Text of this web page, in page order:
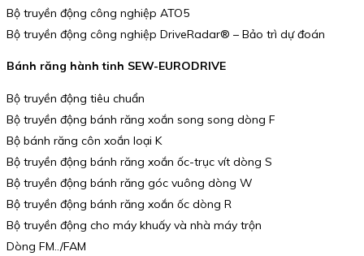
Bộ truyền động công nghiệp ATO5
Bộ truyền động công nghiệp DriveRadar® – Bảo trì dự đoán
Bánh răng hành tinh SEW-EURODRIVE
Bộ truyền động tiêu chuẩn
Bộ truyền động bánh răng xoắn song song dòng F
Bộ bánh răng côn xoắn loại K
Bộ truyền động bánh răng xoắn ốc-trục vít dòng S
Bộ truyền động bánh răng góc vuông dòng W
Bộ truyền động bánh răng xoắn ốc dòng R
Bộ truyền động cho máy khuấy và nhà máy trộn
Dòng FM../FAM